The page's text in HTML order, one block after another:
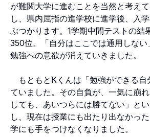
が難関大学に進むことを当然と考え
し、県内屈指の進学校に進学後、入
ぶつかります。1学期中間テストの結
350位。「自分はここでは通用しない
勉強への意欲が消えていきました。
もともとKくんは「勉強ができる自
ていました。その自負が、一気に崩
しても、あいつらには勝てない」と
し、現在は授業にも出たり出なかっ
学にも手をつけなくなりました。